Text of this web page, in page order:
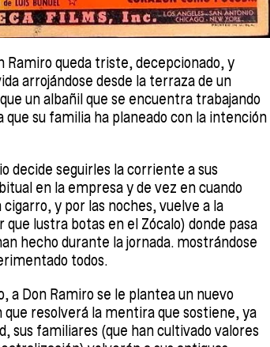
queda triste, decepcionado, y
arrojándose desde la terraza de un
un albañil que se encuentra trabajando
su familia ha planeado con la intención
decide seguirles la corriente a sus
en la empresa y de vez en cuando
y por las noches, vuelve a la
lustra botas en el Zócalo) donde pasa
hecho durante la jornada. mostrándose
todos.
a Don Ramiro se le plantea un nuevo
resolverá la mentira que sostiene, ya
sus familiares (que han cultivado valores